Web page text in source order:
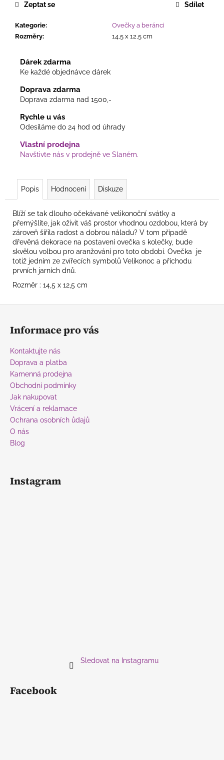
Kategorie:
Ovečky a beránci
Rozměry: 14,5 x 12,5 cm
Zeptat se Sdílet
Dárek zdarma
Ke každé objednávce dárek
Doprava zdarma
Doprava zdarma nad 1500,-
Rychle u vás
Odesíláme do 24 hod od úhrady
Vlastní prodejna
Navštivte nás v prodejně ve Slaném.
Popis Hodnocení Diskuze
Blíží se tak dlouho očekávané velikonoční svátky a
přemýšlíte, jak oživit váš prostor vhodnou ozdobou, která by
zároveň šířila radost a dobrou náladu? V tom případě
dřevěná dekorace na postavení ovečka s kolečky, bude
skvělou volbou pro aranžování pro toto období. Ovečka je
totiž jedním ze zvířecích symbolů Velikonoc a příchodu
prvních jarních dnů.
Rozměr : 14,5 x 12,5 cm
VARIANTY
85
Z
Informace pro vás
Kontaktujte nás
Doprava a platba
Kamenná prodejna
Obchodní podmínky
Jak nakupovat
Vrácení a reklamace
Ochrana osobních ůdajů
O nás
Blog
Instagram
Sledovat na Instagramu
Facebook